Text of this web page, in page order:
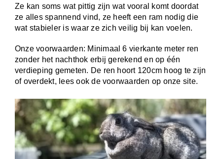
Ze kan soms wat pittig zijn wat vooral komt doordat
ze alles spannend vind, ze heeft een ram nodig die
wat stabieler is waar ze zich veilig bij kan voelen.
Onze voorwaarden: Minimaal 6 vierkante meter ren
zonder het nachthok erbij gerekend en op één
verdieping gemeten. De ren hoort 120cm hoog te zijn
of overdekt, lees ook de voorwaarden op onze site.